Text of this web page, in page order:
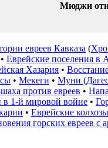
Мюджи
евреев Кавказа (
• Еврейские поселения в
Хазария •
• Мекеги • Муни
против евреев •
в 1-й мировой войне •
• Еврейские
горских евреев с